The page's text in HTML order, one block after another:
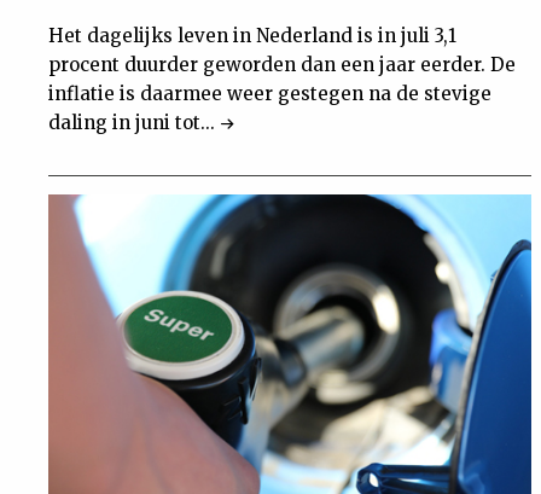
Het dagelijks leven in Nederland is in juli 3,1
procent duurder geworden dan een jaar eerder. De
inflatie is daarmee weer gestegen na de stevige
daling in juni tot...